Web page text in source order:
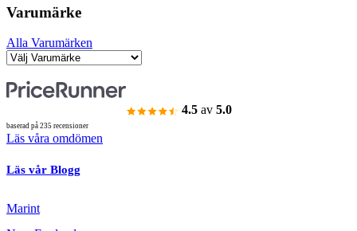
Varumärke
Alla Varumärken
4.5 av 5.0
baserad på 235 recensioner
Läs våra omdömen
Läs vår Blogg
Marint